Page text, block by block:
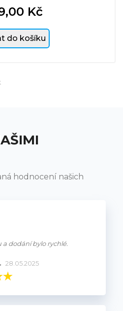
Kč
do košíku
hodnocení našich
a dodání bylo rychlé.
28.05.2025